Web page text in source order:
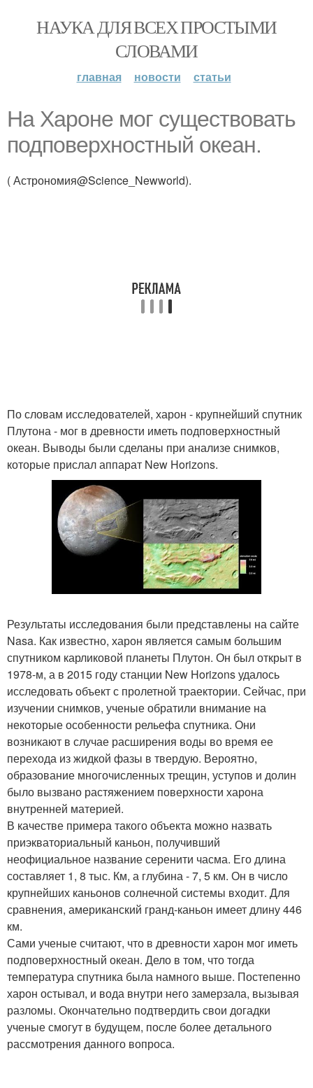
НАУКА ДЛЯ ВСЕХ ПРОСТЫМИ
СЛОВАМИ
главная новости статьи
На Хароне мог существовать
подповерхностный океан.
( Астрономия@Science_Newworld).
По словам исследователей, харон - крупнейший спутник
Плутона - мог в древности иметь подповерхностный
океан. Выводы были сделаны при анализе снимков,
которые прислал аппарат New Horizons.
Результаты исследования были представлены на сайте
Nasa. Как известно, харон является самым большим
спутником карликовой планеты Плутон. Он был открыт в
1978-м, а в 2015 году станции New Horizons удалось
исследовать объект с пролетной траектории. Сейчас, при
изучении снимков, ученые обратили внимание на
некоторые особенности рельефа спутника. Они
возникают в случае расширения воды во время ее
перехода из жидкой фазы в твердую. Вероятно,
образование многочисленных трещин, уступов и долин
было вызвано растяжением поверхности харона
внутренней материей.
В качестве примера такого объекта можно назвать
приэкваториальный каньон, получивший
неофициальное название серенити часма. Его длина
составляет 1, 8 тыс. Км, а глубина - 7, 5 км. Он в число
крупнейших каньонов солнечной системы входит. Для
сравнения, американский гранд-каньон имеет длину 446
км.
Сами ученые считают, что в древности харон мог иметь
подповерхностный океан. Дело в том, что тогда
температура спутника была намного выше. Постепенно
харон остывал, и вода внутри него замерзала, вызывая
разломы. Окончательно подтвердить свои догадки
ученые смогут в будущем, после более детального
рассмотрения данного вопроса.